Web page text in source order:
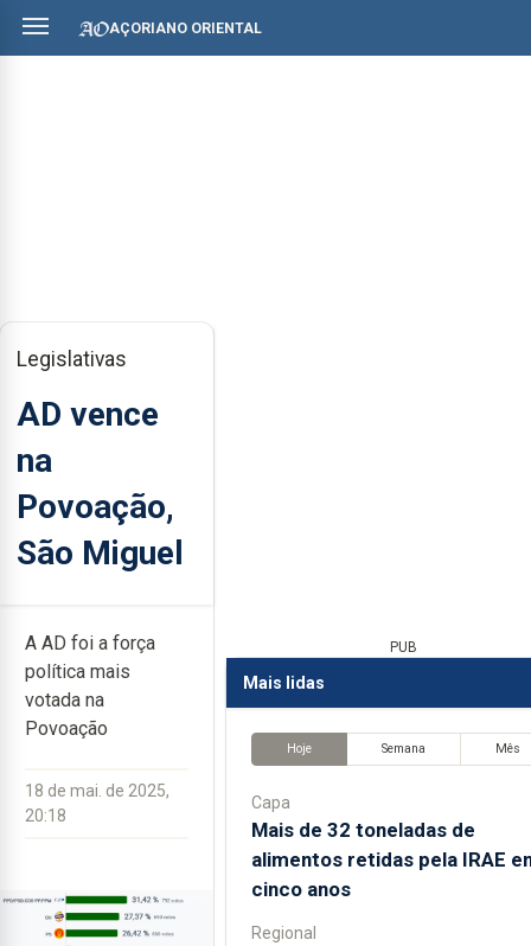
AÇORIANO ORIENTAL
Legislativas
AD vence
na
Povoação,
São Miguel
A AD foi a força
política mais
votada na
Povoação
18 de mai. de 2025,
20:18
PUB
Mais lidas
Hoje Semana Mês
Capa
Mais de 32 toneladas de
alimentos retidas pela IRAE
cinco anos
Regional